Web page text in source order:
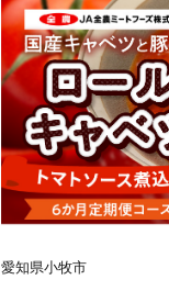
愛知県小牧市